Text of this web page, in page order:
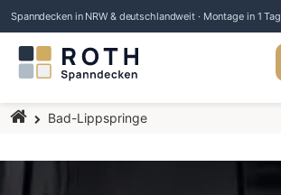
Spanndecken in NRW & deutschlandweit · Montage in 1 Tag
Startseite
Bad-Lippspringe